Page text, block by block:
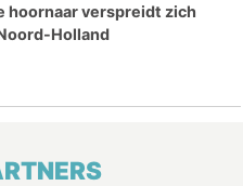
hoornaar verspreidt zich
Holland